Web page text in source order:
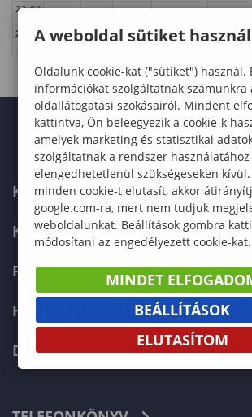
22:00
23:00
KARUNK
KÉPZÉSEK
FELVÉTELIZŐKNEK
HALLGATÓKNAK
DOKTORI ISKOLA
A weboldal sütiket használ
Oldalunk cookie-kat ("sütiket") használ.
információkat szolgáltatnak számunkra
oldallátogatási szokásairól. Mindent
kattintva, Ön beleegyezik a cookie-k
amelyek marketing és statisztikai
szolgáltatnak a rendszer használatához
elengedhetetlenül szükségeseken
minden cookie-t elutasít, akkor
google.com-ra, mert nem tudjuk
weboldalunkat. Beállítások gombra
módosítani az engedélyezett cookie-kat.
MINDET
BEÁLLÍTÁSOK
ELUTASÍTOM